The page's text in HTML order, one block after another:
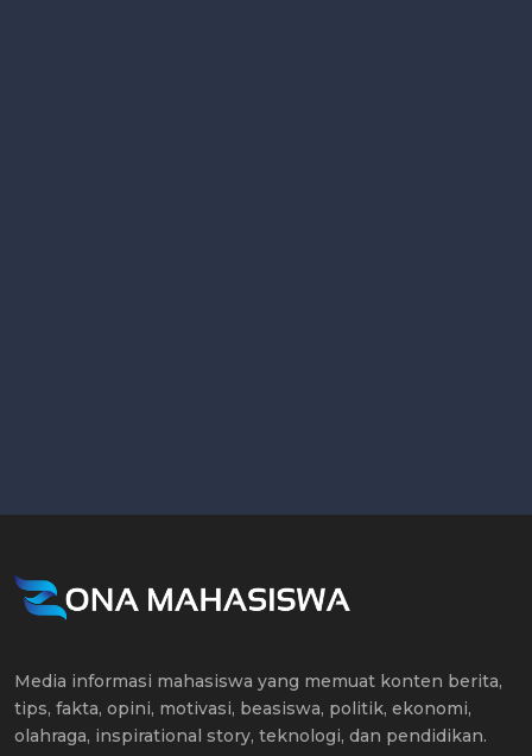
Media informasi mahasiswa yang memuat konten berita,
tips, fakta, opini, motivasi, beasiswa, politik, ekonomi,
olahraga, inspirational story, teknologi, dan pendidikan.